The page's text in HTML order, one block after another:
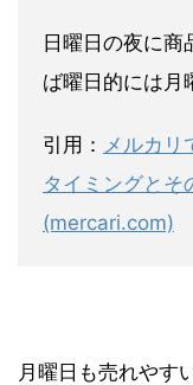
日曜日の夜に
ば曜日的には月
引用： メルカリ
タイミングと
(mercari.com)
月曜日も売れやす